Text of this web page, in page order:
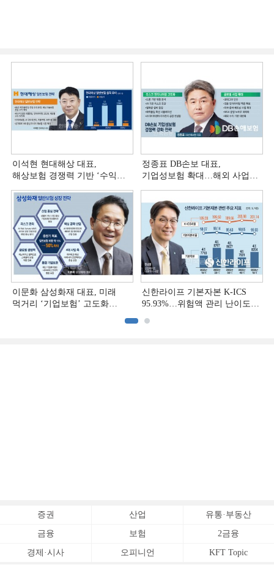
이석현 현대해상 대표,
해상보험 경쟁력 기반 ‘수익
(3)]
정종표 DB손보 대표,
기업성보험 확대…해외 사업
이문화 삼성화재 대표, 미래
먹거리 ‘기업보험’ 고도화
신한라이프 기본자본 K-ICS
95.93%…위험액 관리 난이도
증권 산업 유통·부동산
금융 보험 2금융
경제·시사 오피니언 KFT Topic